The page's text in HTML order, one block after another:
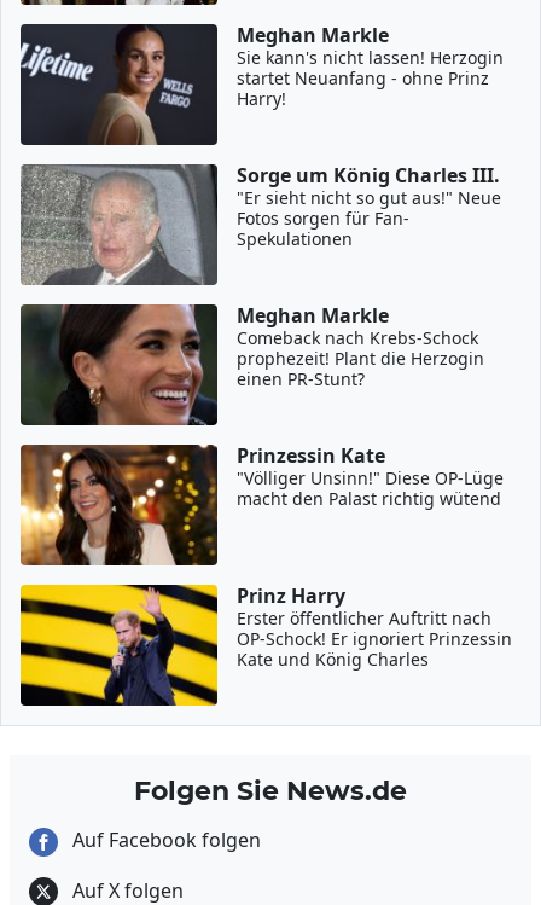
Meghan Markle
Sie kann's nicht lassen! Herzogin
startet Neuanfang - ohne Prinz
Harry!
Sorge um König Charles III.
"Er sieht nicht so gut aus!" Neue
Fotos sorgen für Fan-
Spekulationen
Meghan Markle
Comeback nach Krebs-Schock
prophezeit! Plant die Herzogin
einen PR-Stunt?
Prinzessin Kate
"Völliger Unsinn!" Diese OP-Lüge
macht den Palast richtig wütend
Prinz Harry
Erster öffentlicher Auftritt nach
OP-Schock! Er ignoriert Prinzessin
Kate und König Charles
Folgen Sie News.de
Auf Facebook folgen
Auf X folgen